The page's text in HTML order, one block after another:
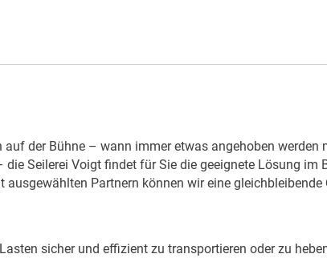
der Bühne – wann immer etwas angehoben
Seilerei Voigt findet für Sie die geeignete Lösung im
Partnern können wir eine
sicher und effizient zu transportieren oder zu